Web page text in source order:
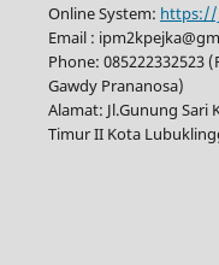
Online System: https://
Email :
Phone: 085222332523
Gawdy Prananosa)
Alamat: Jl.Gunung Sari
Timur II Kota